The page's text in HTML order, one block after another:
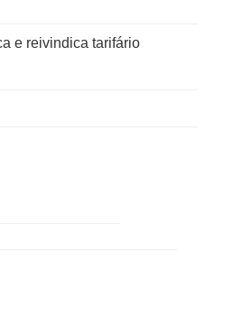
e reivindica tarifário